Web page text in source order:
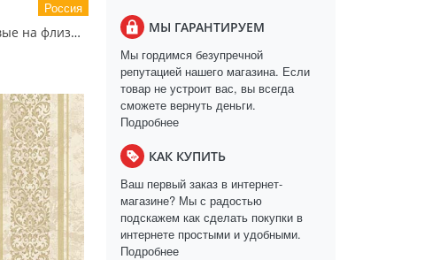
Россия
11230-01 Обои виниловые на флизелиновой основе Диски- уни1.06 X 10м
МЫ ГАРАНТИРУЕМ
Мы гордимся безупречной
репутацией нашего магазина. Если
товар не устроит вас, вы всегда
сможете вернуть деньги.
Подробнее
КАК КУПИТЬ
Ваш первый заказ в интернет-
магазине? Мы с радостью
подскажем как сделать покупки в
интернете простыми и удобными.
Подробнее